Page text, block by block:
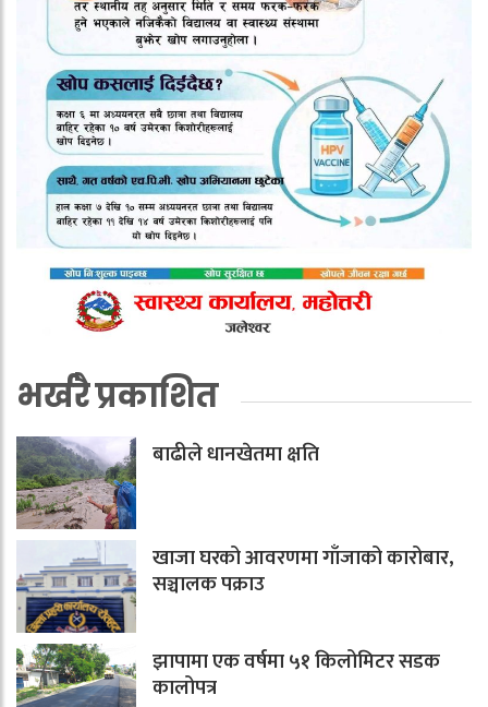
भर्खरै प्रकाशित
बाढीले धानखेतमा क्षति
खाजा घरको आवरणमा गाँजाको कारोबार,
सञ्चालक पक्राउ
झापामा एक वर्षमा ५१ किलोमिटर सडक
कालोपत्र